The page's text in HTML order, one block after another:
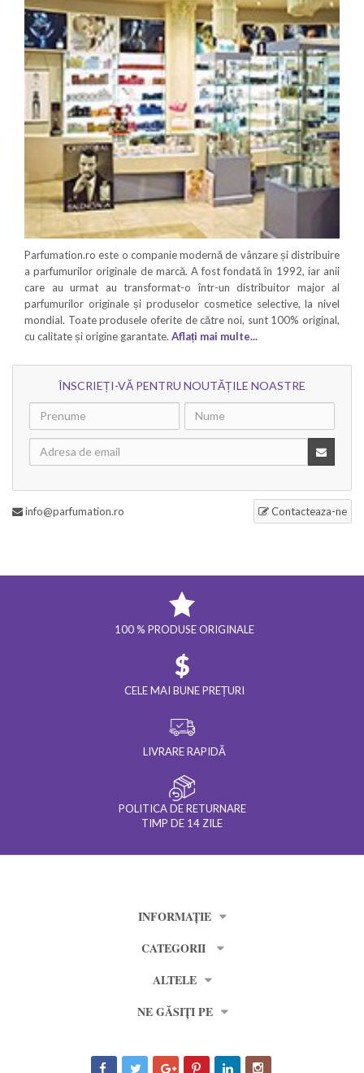
Parfumation.ro este o companie modernă de vânzare și distribuire
a parfumurilor originale de marcă. A fost fondată în 1992, iar anii
care au urmat au transformat-o într-un distribuitor major al
parfumurilor originale și produselor cosmetice selective, la nivel
mondial. Toate produsele oferite de către noi, sunt 100% original,
cu calitate și origine garantate. Aflați mai multe...
ÎNSCRIEȚI-VĂ PENTRU NOUTĂȚILE NOASTRE
Contacteaza-ne
info@parfumation.ro
100 % PRODUSE ORIGINALE
CELE MAI BUNE PREȚURI
LIVRARE RAPIDĂ
POLITICA DE RETURNARE
TIMP DE 14 ZILE
INFORMAȚIE
CATEGORII
ALTELE
NE GĂSIȚI PE